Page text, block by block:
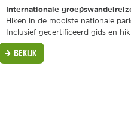
Internationale
Hiken in de mooiste nationale
Inclusief gecertificeerd gids en
BEKIJK